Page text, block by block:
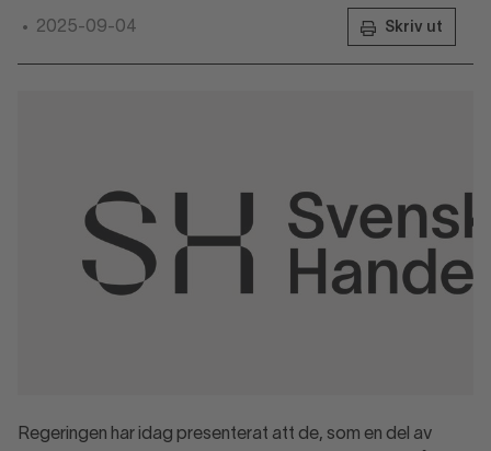
• 2025-09-04 Skriv ut
Regeringen har idag presenterat att de, som en del av